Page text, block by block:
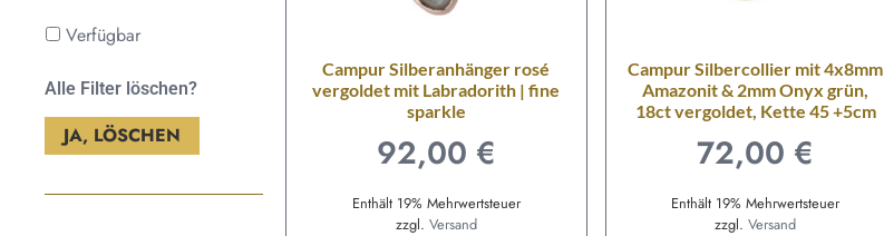
Verfügbar
Alle Filter löschen?
JA, LÖSCHEN
Campur Silberanhänger rosé
vergoldet mit Labradorith | fine
sparkle
92,00 €
Enthält 19% Mehrwertsteuer
zzgl. Versand
Campur Silbercollier mit 4x8mm
Amazonit & 2mm Onyx grün,
18ct vergoldet, Kette 45 +5cm
72,00 €
Enthält 19% Mehrwertsteuer
zzgl.Versand